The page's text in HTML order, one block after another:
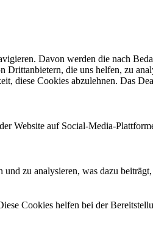
Davon werden die nach
die uns helfen, zu
diese Cookies abzulehnen. Das
Website auf Social-Media-
zu analysieren, was dazu
Cookies helfen bei der